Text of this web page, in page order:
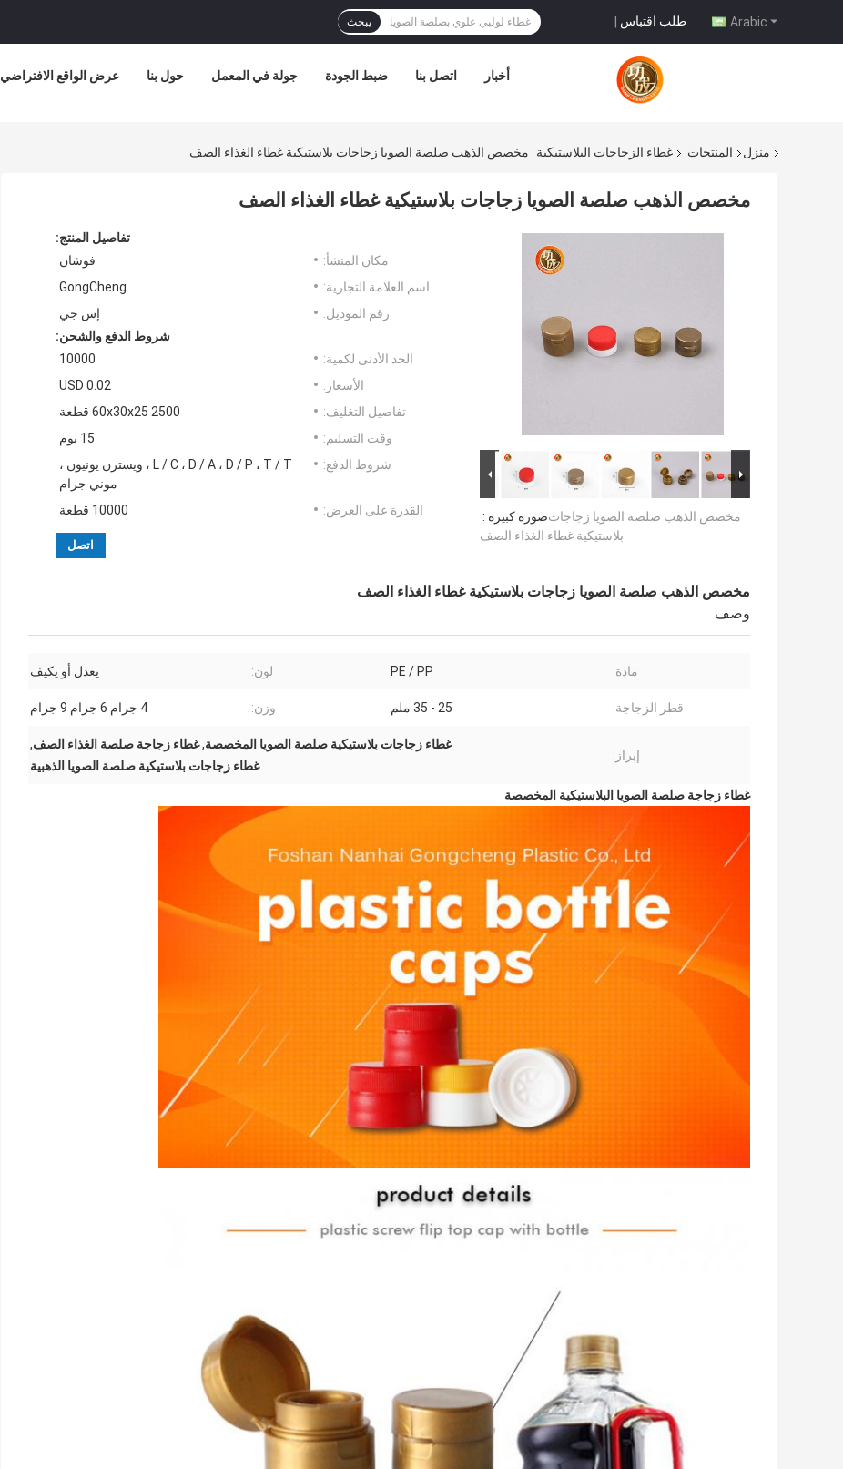
Arabic طلب اقتباس | يبحث
عرض الواقع الافتراضي حول بنا جولة في المعمل ضبط الجودة اتصل بنا أخبار
منزل المنتجات غطاء الزجاجات البلاستيكية مخصص الذهب صلصة الصويا زجاجات بلاستيكية غطاء الغذاء الصف
مخصص الذهب صلصة الصويا زجاجات بلاستيكية غطاء الغذاء الصف
صورة كبيرة :مخصص الذهب صلصة الصويا زجاجات
بلاستيكية غطاء الغذاء الصف
تفاصيل المنتج:
مكان المنشأ:
فوشان
اسم العلامة التجارية:
GongCheng
رقم الموديل:
إس جي
شروط الدفع والشحن:
الحد الأدنى لكمية:
10000
الأسعار:
USD 0.02
تفاصيل التغليف:
60x30x25 2500 قطعة
وقت التسليم:
15 يوم
شروط الدفع:
L / C ، D / A ، D / P ، T / T ، ويسترن يونيون ،
موني جرام
القدرة على العرض:
10000 قطعة
اتصل
مخصص الذهب صلصة الصويا زجاجات بلاستيكية غطاء الغذاء الصف
وصف
مادة: PE / PP لون: يعدل أو يكيف
قطر الزجاجة: 25 - 35 ملم وزن: 4 جرام 6 جرام 9 جرام
إبراز:
غطاء زجاجات بلاستيكية صلصة الصويا المخصصة,غطاء زجاجة صلصة الغذاء الصف,
غطاء زجاجات بلاستيكية صلصة الصويا الذهبية
غطاء زجاجة صلصة الصويا البلاستيكية المخصصة